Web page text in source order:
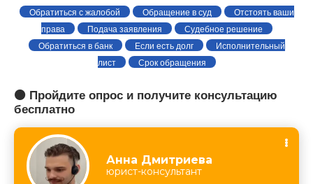
Обратиться с жалобой Обращение в суд
Отстоять ваши
права
Подача заявления
Судебное решение
Обратиться в банк
Если есть долг
Исполнительный
лист
Срок обращения
🟠 Пройдите опрос и получите консультацию
бесплатно